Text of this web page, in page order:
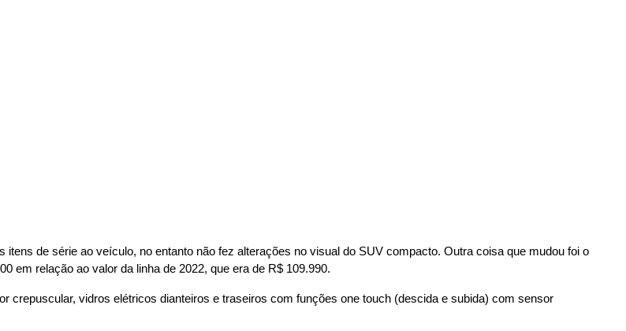
de série ao veículo, no entanto não fez alterações no visual do SUV compacto. Outra coisa que mudou foi o
em relação ao valor da linha de 2022, que era de R$ 109.990.
crepuscular, vidros elétricos dianteiros e traseiros com funções one touch (descida e subida) com sensor